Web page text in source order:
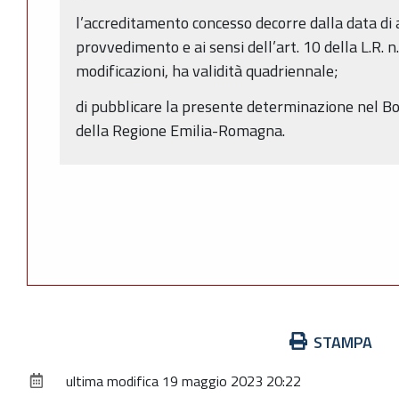
l’accreditamento concesso decorre dalla data
provvedimento e ai sensi dell’art. 10 della L.R.
modificazioni, ha validità quadriennale;
di pubblicare la presente determinazione nel
della Regione Emilia-Romagna.
documento
STAMPA
ultima modifica 19 maggio 2023 20:22